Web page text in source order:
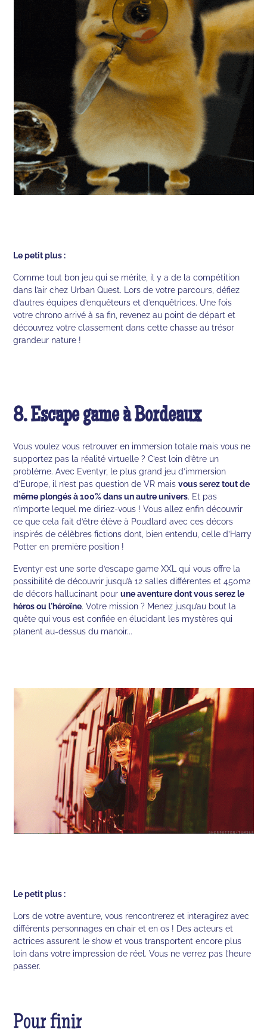
Le petit plus :
Comme tout bon jeu qui se mérite, il y a de la compétition
dans l’air chez Urban Quest. Lors de votre parcours, défiez
d’autres équipes d’enquêteurs et d’enquêtrices. Une fois
votre chrono arrivé à sa fin, revenez au point de départ et
découvrez votre classement dans cette chasse au trésor
grandeur nature !
8. Escape game à Bordeaux
Vous voulez vous retrouver en immersion totale mais vous ne
supportez pas la réalité virtuelle ? C’est loin d’être un
problème. Avec Eventyr, le plus grand jeu d’immersion
d’Europe, il n’est pas question de VR maisvous serez tout de
même plongés à 100% dans un autre univers. Et pas
n’importe lequel me diriez-vous ! Vous allez enfin découvrir
ce que cela fait d’être élève à Poudlard avec ces décors
inspirés de célèbres fictions dont, bien entendu, celle d’Harry
Potter en première position !
Eventyr est une sorte d’escape game XXL qui vous offre la
possibilité de découvrir jusqu’à 12 salles différentes et 450m2
de décors hallucinant pourune aventure dont vous serez le
héros ou l'héroïne. Votre mission ? Menez jusqu’au bout la
quête qui vous est confiée en élucidant les mystères qui
planent au-dessus du manoir...
Le petit plus :
Lors de votre aventure, vous rencontrerez et interagirez avec
différents personnages en chair et en os ! Des acteurs et
actrices assurent le show et vous transportent encore plus
loin dans votre impression de réel. Vous ne verrez pas l’heure
passer.
Pour finir